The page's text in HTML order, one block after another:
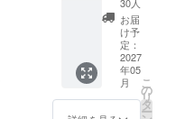
寄り駅
（南小
梨駅）
からの
アクセ
スや移
動方法
のリ
ターン
に貼付
された
ラベル
や注意
書きを
ご確認
欄に希
望する
お名前
をご記
入くだ
さい）
リター
ヒー”焙
煎の
コー
ヒー豆
をお届
けしま
す。焙
30人
お届
け予
定：
2027
年05
月
こ
の
リ
タ
ー